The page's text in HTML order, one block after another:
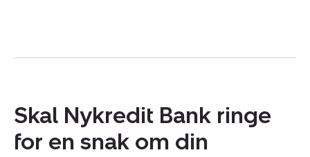
Skal Nykredit Bank ringe
for en snak om din